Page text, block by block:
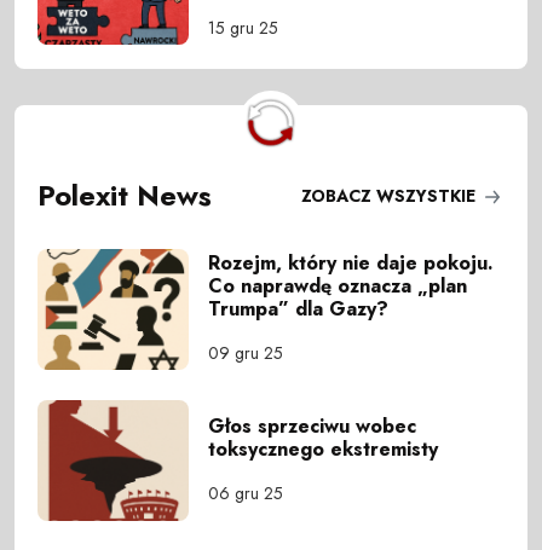
15 gru 25
Polexit News ZOBACZ WSZYSTKIE
Rozejm, który nie daje pokoju.
Co naprawdę oznacza „plan
Trumpa” dla Gazy?
09 gru 25
Głos sprzeciwu wobec
toksycznego ekstremisty
06 gru 25